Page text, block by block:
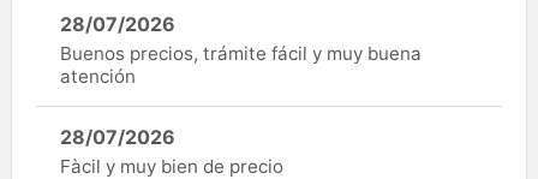
28/07/2026
Buenos precios, trámite fácil y muy buena
atención
28/07/2026
Fàcil y muy bien de precio